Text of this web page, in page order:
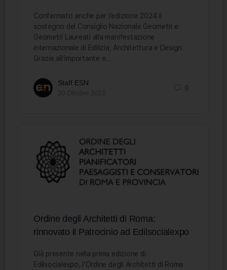
Confermato anche per l’edizione 2024 il
sostegno del Consiglio Nazionale Geometri e
Geometri Laureati alla manifestazione
internazionale di Edilizia, Architettura e Design.
Grazie all’importante e…
Staff ESN
0
Ordine degli Architetti di Roma:
rinnovato il Patrocinio ad Edilsocialexpo
Già presente nella prima edizione di
Edilsocialexpo, l’Ordine degli Architetti di Roma